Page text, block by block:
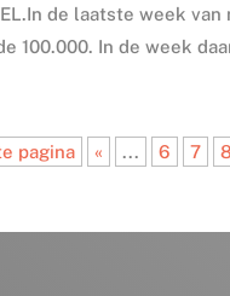
de laatste week
100.000. In de week
pagina « ... 6 7 8